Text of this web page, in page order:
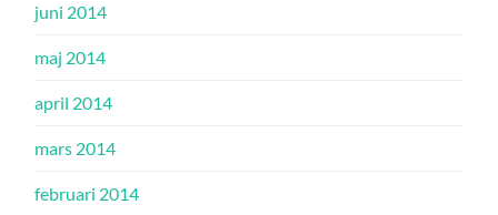
juni 2014
maj 2014
april 2014
mars 2014
februari 2014